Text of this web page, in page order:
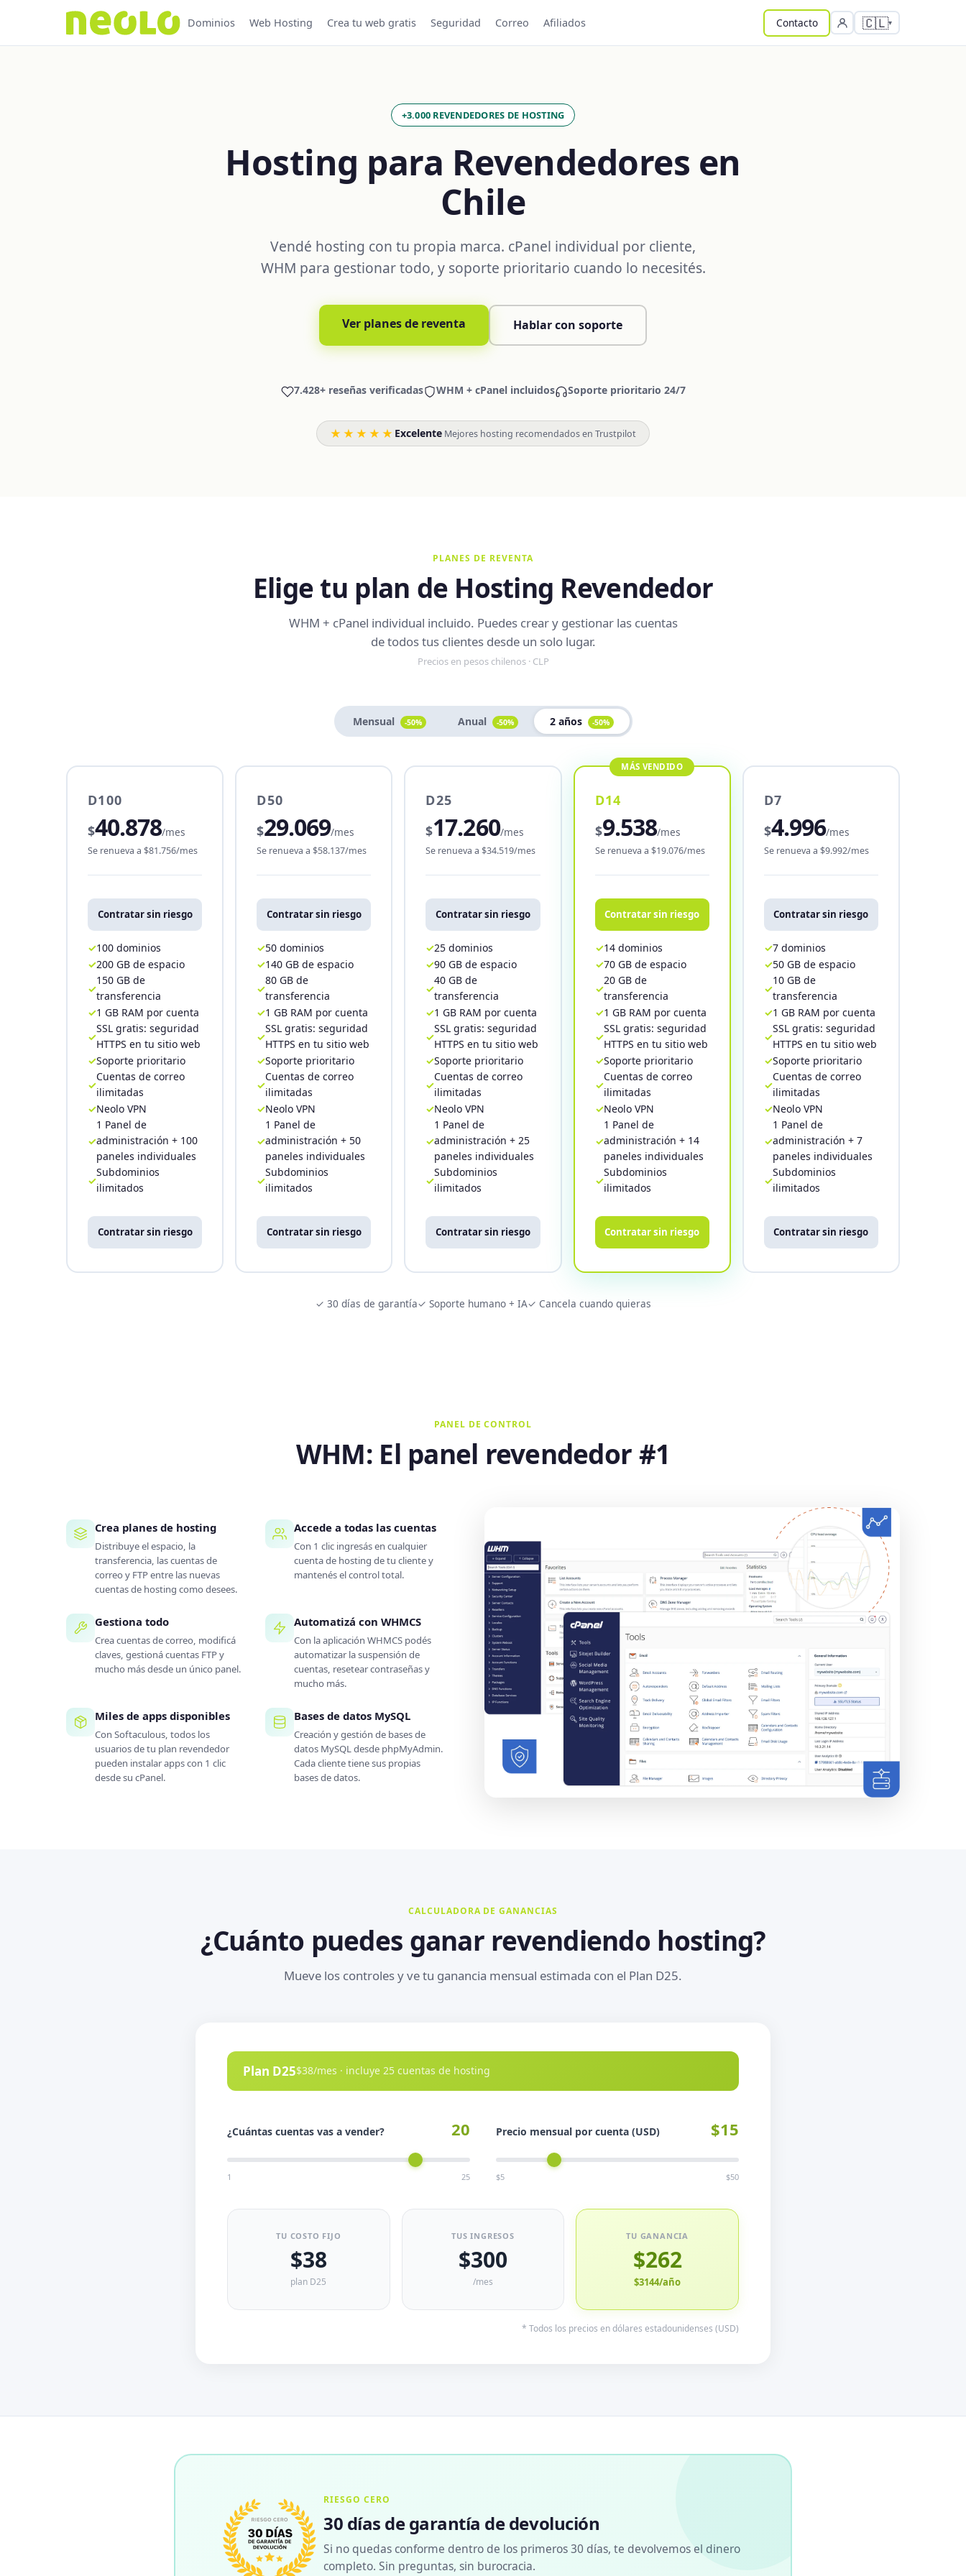
Dominios Web Hosting Crea tu web gratis Seguridad Correo Afiliados Contacto 🇨🇱
+3.000 REVENDEDORES DE HOSTING
Hosting para Revendedores en
Chile
Vendé hosting con tu propia marca. cPanel individual por cliente,
WHM para gestionar todo, y soporte prioritario cuando lo necesités.
Ver planes de reventa Hablar con soporte
7.428+ reseñas verificadas WHM + cPanel incluidos Soporte prioritario 24/7
★★★★★ Excelente Mejores hosting recomendados en Trustpilot
PLANES DE REVENTA
Elige tu plan de Hosting Revendedor
WHM + cPanel individual incluido. Puedes crear y gestionar las cuentas
de todos tus clientes desde un solo lugar.
Precios en pesos chilenos · CLP
Mensual -50% Anual -50% 2 años -50%
D100
$40.878/mes
Se renueva a $81.756/mes
Contratar sin riesgo
100 dominios
200 GB de espacio
150 GB de
transferencia
1 GB RAM por cuenta
SSL gratis: seguridad
HTTPS en tu sitio web
Soporte prioritario
Cuentas de correo
ilimitadas
Neolo VPN
1 Panel de
administración + 100
paneles individuales
Subdominios
ilimitados
Contratar sin riesgo
D50
$29.069/mes
Se renueva a $58.137/mes
Contratar sin riesgo
50 dominios
140 GB de espacio
80 GB de
transferencia
1 GB RAM por cuenta
SSL gratis: seguridad
HTTPS en tu sitio web
Soporte prioritario
Cuentas de correo
ilimitadas
Neolo VPN
1 Panel de
administración + 50
paneles individuales
Subdominios
ilimitados
Contratar sin riesgo
D25
$17.260/mes
Se renueva a $34.519/mes
Contratar sin riesgo
25 dominios
90 GB de espacio
40 GB de
transferencia
1 GB RAM por cuenta
SSL gratis: seguridad
HTTPS en tu sitio web
Soporte prioritario
Cuentas de correo
ilimitadas
Neolo VPN
1 Panel de
administración + 25
paneles individuales
Subdominios
ilimitados
Contratar sin riesgo
D14
$9.538/mes
Se renueva a $19.076/mes
Contratar sin riesgo
14 dominios
70 GB de espacio
20 GB de
transferencia
1 GB RAM por cuenta
SSL gratis: seguridad
HTTPS en tu sitio web
Soporte prioritario
Cuentas de correo
ilimitadas
Neolo VPN
1 Panel de
administración + 14
paneles individuales
Subdominios
ilimitados
Contratar sin riesgo
D7
$4.996/mes
Se renueva a $9.992/mes
Contratar sin riesgo
7 dominios
50 GB de espacio
10 GB de
transferencia
1 GB RAM por cuenta
SSL gratis: seguridad
HTTPS en tu sitio web
Soporte prioritario
Cuentas de correo
ilimitadas
Neolo VPN
1 Panel de
administración + 7
paneles individuales
Subdominios
ilimitados
Contratar sin riesgo
✓ 30 días de garantía✓ Soporte humano + IA✓ Cancela cuando quieras
PANEL DE CONTROL
WHM: El panel revendedor #1
Crea planes de hosting
Distribuye el espacio, la
transferencia, las cuentas de
correo y FTP entre las nuevas
cuentas de hosting como desees.
Accede a todas las cuentas
Con 1 clic ingresás en cualquier
cuenta de hosting de tu cliente y
mantenés el control total.
Gestiona todo
Crea cuentas de correo, modificá
claves, gestioná cuentas FTP y
mucho más desde un único panel.
Automatizá con WHMCS
Con la aplicación WHMCS podés
automatizar la suspensión de
cuentas, resetear contraseñas y
mucho más.
Miles de apps disponibles
Con Softaculous, todos los
usuarios de tu plan revendedor
pueden instalar apps con 1 clic
desde su cPanel.
Bases de datos MySQL
Creación y gestión de bases de
datos MySQL desde phpMyAdmin.
Cada cliente tiene sus propias
bases de datos.
CALCULADORA DE GANANCIAS
¿Cuánto puedes ganar revendiendo hosting?
Mueve los controles y ve tu ganancia mensual estimada con el Plan D25.
Plan D25$38/mes · incluye 25 cuentas de hosting
¿Cuántas cuentas vas a vender? 20
1 25
Precio mensual por cuenta (USD) $15
$5 $50
TU COSTO FIJO
$38
plan D25
TUS INGRESOS
$300
/mes
TU GANANCIA
$262
$3144/año
* Todos los precios en dólares estadounidenses (USD)
RIESGO CERO
30 días de garantía de devolución
Si no quedas conforme dentro de los primeros 30 días, te devolvemos el dinero
completo. Sin preguntas, sin burocracia.